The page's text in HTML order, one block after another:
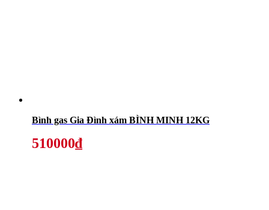
Bình gas Gia Đình xám BÌNH MINH 12KG
510000₫